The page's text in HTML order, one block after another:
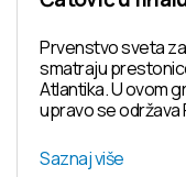
Prvenstvo sveta
smatraju
Atlantika. U ovom
upravo se
Saznaj više